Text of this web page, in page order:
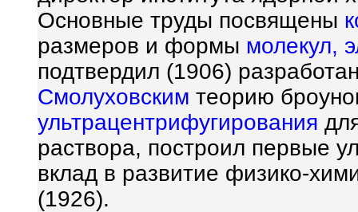
Основные труды посвящены
размеров и формы молекул,
подтвердил (1906)
Смолуховским теорию
ультрацентрифугирования
раствора, построил первые
вклад в развитие физико-
(1926).